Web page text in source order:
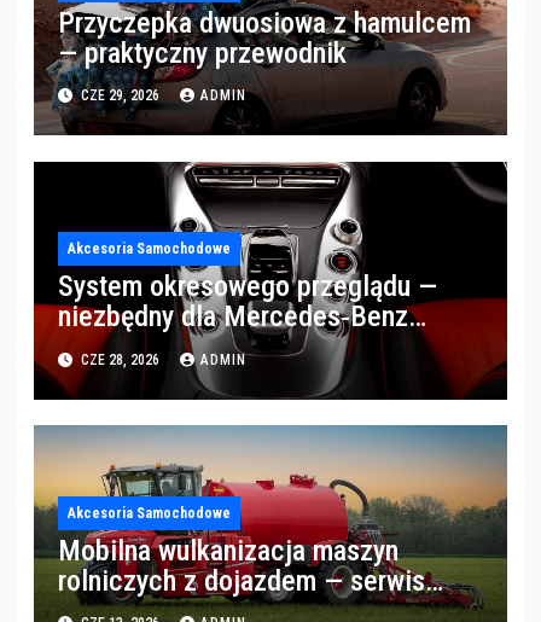
Przyczepka dwuosiowa z hamulcem
— praktyczny przewodnik
CZE 29, 2026 ADMIN
Akcesoria Samochodowe
System okresowego przeglądu —
niezbędny dla Mercedes‑Benz
Trucks w Poznaniu
CZE 28, 2026 ADMIN
Akcesoria Samochodowe
Mobilna wulkanizacja maszyn
rolniczych z dojazdem — serwis
opon w okolicach Gorzowa